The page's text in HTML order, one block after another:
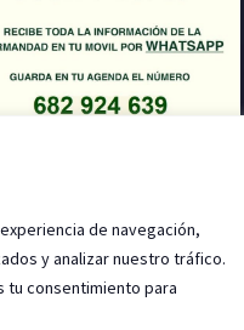
de navegación,
y analizar nuestro tráfico.
tu consentimiento para